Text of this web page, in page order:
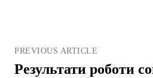
PREVIOUS ARTICLE
Результати роботи